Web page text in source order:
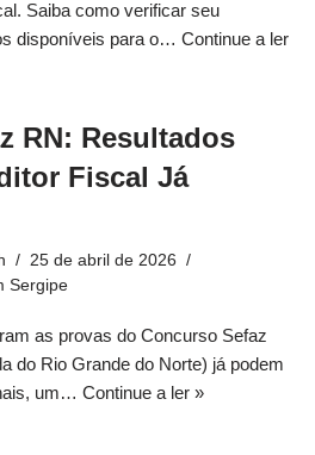
Saiba como verificar seu
disponíveis para o… Continue a ler
RN: Resultados
Fiscal Já
25 de abril de 2026
Sergipe
as provas do Concurso Sefaz
do Rio Grande do Norte) já podem
um… Continue a ler »